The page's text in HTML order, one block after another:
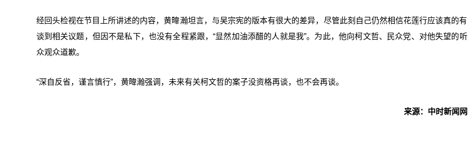
经回头检视在节目上所讲述的内容，黄暐瀚坦言，与吴宗宪的版本有很大的差异，尽管此刻自己仍然相信花莲行应该真的有
谈到相关议题，但因不是私下，也没有全程紧跟，“显然加油添醋的人就是我”。为此，他向柯文哲、民众党、对他失望的听
众观众道歉。
“深自反省，谨言慎行”，黄暐瀚强调，未来有关柯文哲的案子没资格再谈，也不会再谈。
来源：中时新闻网